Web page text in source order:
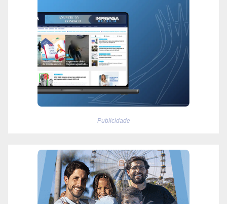
Publicidade